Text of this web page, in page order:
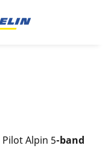
Pilot Alpin 5-band